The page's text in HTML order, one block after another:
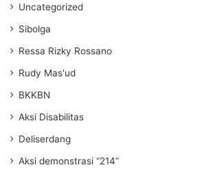
Uncategorized
Sibolga
Ressa Rizky Rossano
Rudy Mas'ud
BKKBN
Aksi Disabilitas
Deliserdang
Aksi demonstrasi “214”